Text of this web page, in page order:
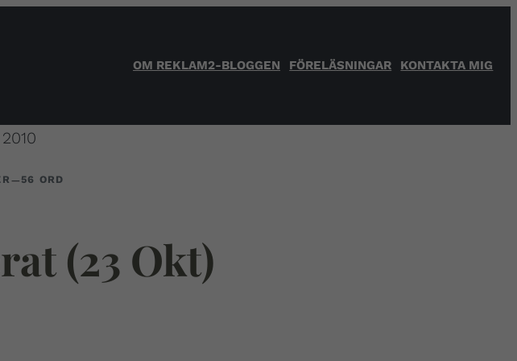
OM REKLAM2-BLOGGEN FÖRELÄSNINGAR KONTAKTA MIG
– 56 ORD
(23 Okt)